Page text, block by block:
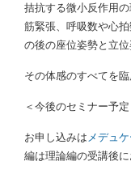
拮抗する微小反作用
筋緊張、呼吸数や心
の後の座位姿勢と立
その体感のすべてを
＜今後のセミナー予定
お申し込みは メデュ
編は理論編の受講後に